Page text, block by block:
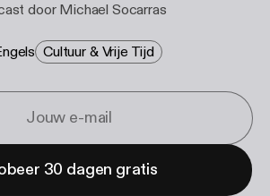
door Michael Socarras
Cultuur & Vrije Tijd
30 dagen gratis